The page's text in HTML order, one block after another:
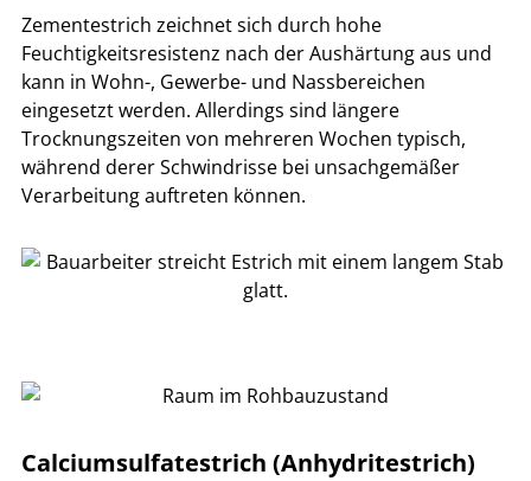
Zementestrich zeichnet sich durch hohe
Feuchtigkeitsresistenz nach der Aushärtung aus und
kann in Wohn-, Gewerbe- und Nassbereichen
eingesetzt werden. Allerdings sind längere
Trocknungszeiten von mehreren Wochen typisch,
während derer Schwindrisse bei unsachgemäßer
Verarbeitung auftreten können.
Calciumsulfatestrich (Anhydritestrich)